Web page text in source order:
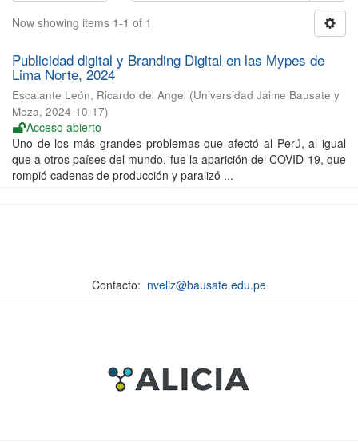
Now showing items 1-1 of 1
Publicidad digital y Branding Digital en las Mypes de
Lima Norte, 2024
Escalante León, Ricardo del Angel (Universidad Jaime Bausate y
Meza, 2024-10-17)
Acceso abierto
Uno de los más grandes problemas que afectó al Perú, al igual
que a otros países del mundo, fue la aparición del COVID-19, que
rompió cadenas de producción y paralizó ...
Contacto: nveliz@bausate.edu.pe